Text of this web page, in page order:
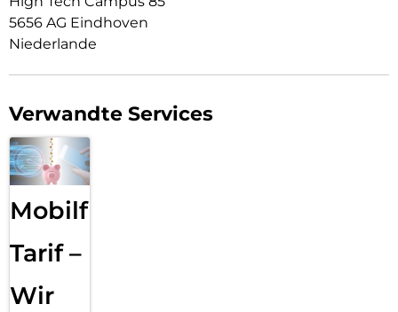
5656 AG Eindhoven
Niederlande
Verwandte Services
Mobilfunk
Tarif –
Wir